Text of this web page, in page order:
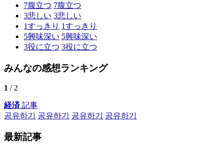
7腹立つ 7腹立つ
3悲しい 3悲しい
1すっきり 1すっきり
5興味深い 5興味深い
3役に立つ 3役に立つ
みんなの感想ランキング
1 / 2
経済記事
공유하기
공유하기 공유하기 공유하기
最新記事